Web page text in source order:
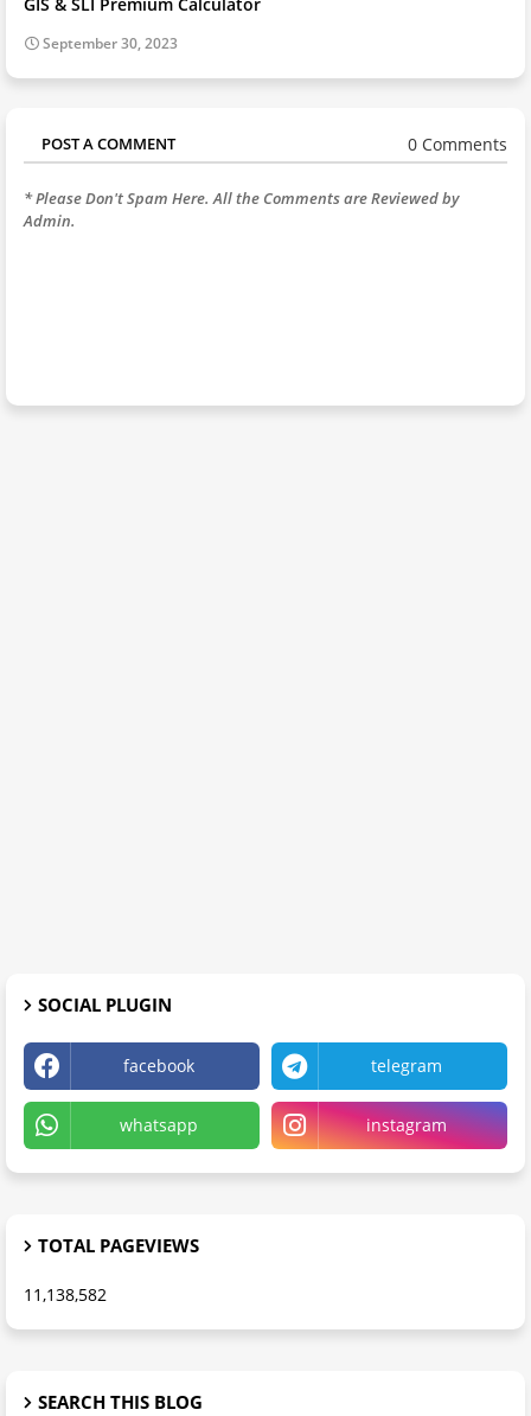
September 30, 2023
POST A COMMENT 0 Comments
* Please Don't Spam Here. All the Comments are Reviewed by
Admin.
SOCIAL PLUGIN
facebook telegram
whatsapp instagram
TOTAL PAGEVIEWS
11,138,582
SEARCH THIS BLOG